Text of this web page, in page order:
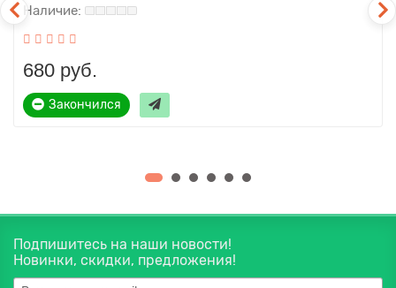
680 руб.
Закончился
Подпишитесь на наши новости!
Новинки, скидки, предложения!